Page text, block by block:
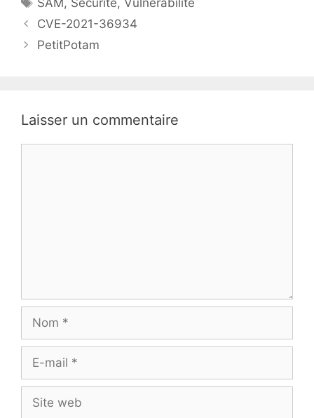
SAM, Sécurité,Vulnérabilité
CVE-2021-36934
PetitPotam
Laisser un commentaire
Nom
Site
web